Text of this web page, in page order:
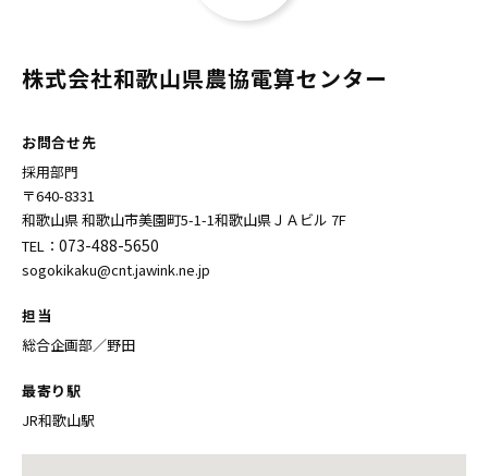
株式会社和歌山県農協電算センター
お問合せ先
採用部門
〒640-8331
和歌山県 和歌山市美園町5-1-1和歌山県ＪＡビル 7F
TEL： 073-488-5650
sogokikaku@cnt.jawink.ne.jp
担当
総合企画部／野田
最寄り駅
JR和歌山駅